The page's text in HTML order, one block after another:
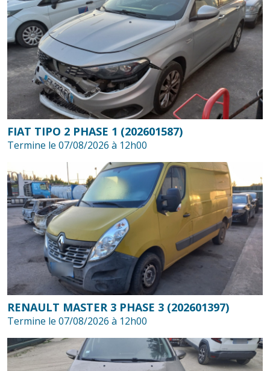
FIAT TIPO 2 PHASE 1 (202601587)
Termine le 07/08/2026 à 12h00
RENAULT MASTER 3 PHASE 3 (202601397)
Termine le 07/08/2026 à 12h00